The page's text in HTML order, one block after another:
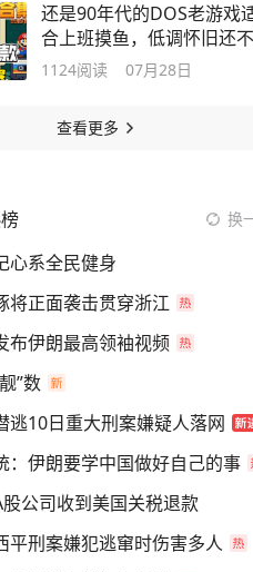
还是90年代的DOS老游戏
合上班摸鱼，低调怀旧还
车
1124阅读 07月28日
查看更多
换
心系全民健身
将正面袭击贯穿浙江
布伊朗最高领袖视频
”数
逃10日重大刑案嫌疑人落网
：伊朗要学中国做好自己的事
公司收到美国关税退款
平刑案嫌犯逃窜时伤害多人